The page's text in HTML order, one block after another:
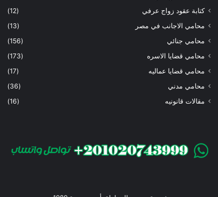
كتابة عقود زواج عرفي
(12)
محامي الاجانب في مصر
(13)
محامي جنائي
(156)
محامي قضايا الاسره
(173)
محامي قضايا عماليه
(17)
محامي مدني
(36)
مقالات قانونيه
(16)